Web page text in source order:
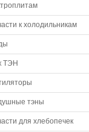
к холодильникам
ТЭН
тэны
для хлебопечек